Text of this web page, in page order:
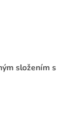
složením s